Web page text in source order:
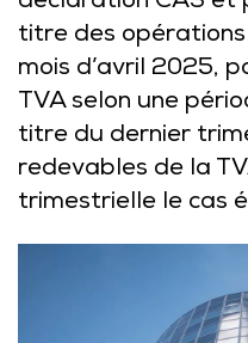
titre des
mois d’avril 2025,
TVA selon une
titre du dernier
redevables de la
trimestrielle le cas